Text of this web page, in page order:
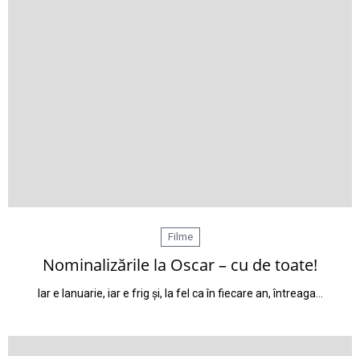
Filme
Nominalizările la Oscar – cu de toate!
Iar e Ianuarie, iar e frig și, la fel ca în fiecare an, întreaga…